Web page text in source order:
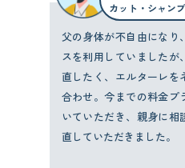
カット・シャン
父の身体が不自由になり
スを利用していました
直したく、エルターレを
合わせ。今までの料金プ
いていただき、親身に
直していただきました。